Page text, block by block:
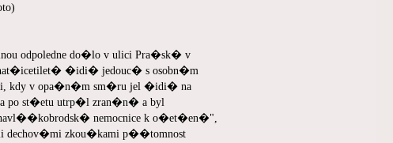
odpoledne do�lo v ulici Pra�sk� v
�idi� jedouc� s osobn�m
kdy v opa�n�m sm�ru jel �idi� na
po st�etu utrp�l zran�n� a byl
havl��kobrodsk� nemocnice k o�et�en�",
dechov�mi zkou�kami p��tomnost